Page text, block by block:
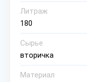
Литраж
180
Сырье
вторичка
Материал